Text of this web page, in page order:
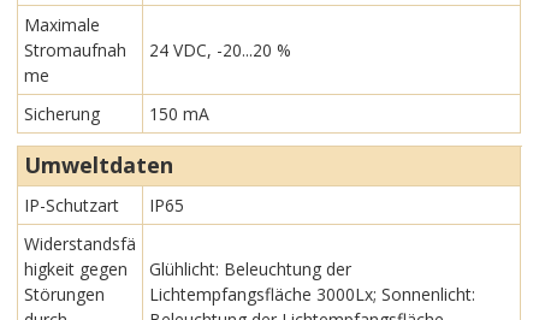
Maximale
Stromaufnah
me
24 VDC, -20...20 %
Sicherung 150 mA
Umweltdaten
IP-Schutzart
IP65
Widerstandsfä
higkeit gegen
Störungen
Glühlicht: Beleuchtung der
Lichtempfangsfläche 3000Lx; Sonnenlicht: